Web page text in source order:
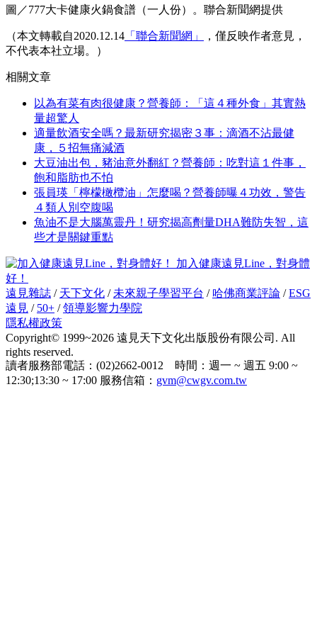
圖／777大卡健康火鍋食譜（一人份）。聯合新聞網提供
（本文轉載自2020.12.14 「聯合新聞網」
，僅反映作者意見，
不代表本社立場。）
相關文章
以為有菜有肉很健康？營養師：「這４種外食」其實熱
量超驚人
適量飲酒安全嗎？最新研究揭密３事：滴酒不沾最健
康，５招無痛減酒
大豆油出包，豬油意外翻紅？營養師：吃對這１件事，
飽和脂肪也不怕
張員瑛「檸檬橄欖油」怎麼喝？營養師曝４功效，警告
４類人別空腹喝
魚油不是大腦萬靈丹！研究揭高劑量DHA難防失智，這
些才是關鍵重點
加入健康遠見Line，對身體
好！
遠見雜誌 / 天下文化 / 未來親子學習平台 / 哈佛商業評論 /ESG
遠見 / 50+ /領導影響力學院
隱私權政策
Copyright© 1999~2026 遠見天下文化出版股份有限公司. All
rights reserved.
讀者服務部電話：(02)2662-0012 時間：週一 ~ 週五 9:00 ~
12:30;13:30 ~ 17:00 服務信箱： gvm@cwgv.com.tw